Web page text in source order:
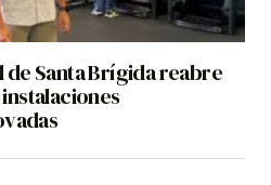
de Santa Brígida reabre